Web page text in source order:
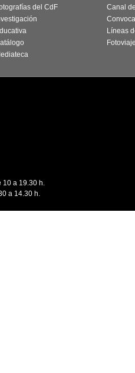
del CdF
Canal
Líneas
10 a 19.30 h.
a 14.30 h.